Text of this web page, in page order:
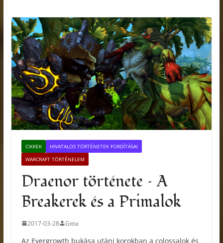
CIKKEK
HIVATALOS TÖRTÉNETEK FORDÍTÁSAI
WARCRAFT TÖRTÉNELEM
Draenor története – A
Breakerek és a Primalok
2017-03-28 Gitta
Az Evergrowth bukása utáni korokban a colossalok és